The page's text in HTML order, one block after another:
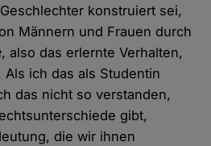
konstruiert sei,
Männern und Frauen durch
, also das erlernte Verhalten,
ich das als Studentin
das nicht so verstanden,
gibt,
die wir ihnen